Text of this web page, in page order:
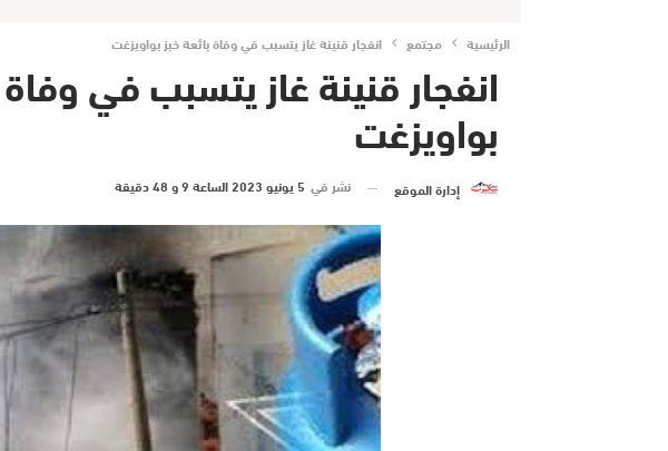
الرئيسية مجتمع انفجار قنينة غاز يتسبب في وفاة بائعة خبز بواويزغت
انفجار قنينة غاز يتسبب في وفاة
بواويزغت
إدارة الموقع نشر في 5 يونيو 2023 الساعة 9 و 48 دقيقة